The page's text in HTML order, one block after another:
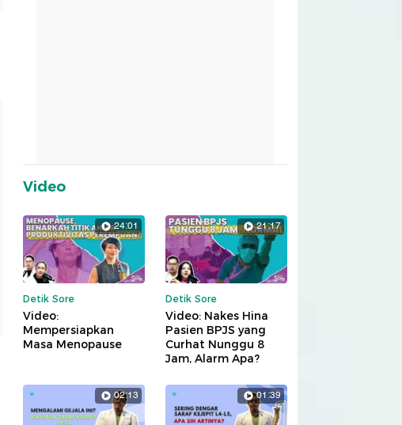
Video
24:01
Detik Sore
Video:
Mempersiapkan
Masa Menopause
21:17
Detik Sore
Video: Nakes Hina
Pasien BPJS yang
Curhat Nunggu 8
Jam, Alarm Apa?
02:13 01:39